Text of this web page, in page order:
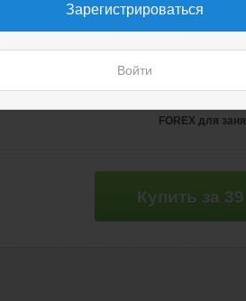
Зарегистрироваться
Войти
FOREX для
Купить за